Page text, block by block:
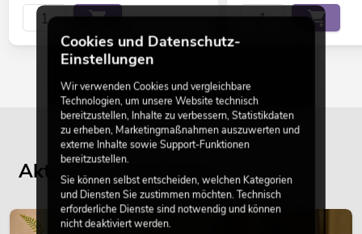
Aktuelle Blogbeiträge
DEKORATION
Cookies und Datenschutz-
Einstellungen
Wir verwenden Cookies und vergleichbare
Technologien, um unsere Website technisch
bereitzustellen, Inhalte zu verbessern, Statistikdaten
zu erheben, Marketingmaßnahmen auszuwerten und
externe Inhalte sowie Support-Funktionen
bereitzustellen.
Sie können selbst entscheiden, welchen Kategorien
und Diensten Sie zustimmen möchten. Technisch
erforderliche Dienste sind notwendig und können
nicht deaktiviert werden.